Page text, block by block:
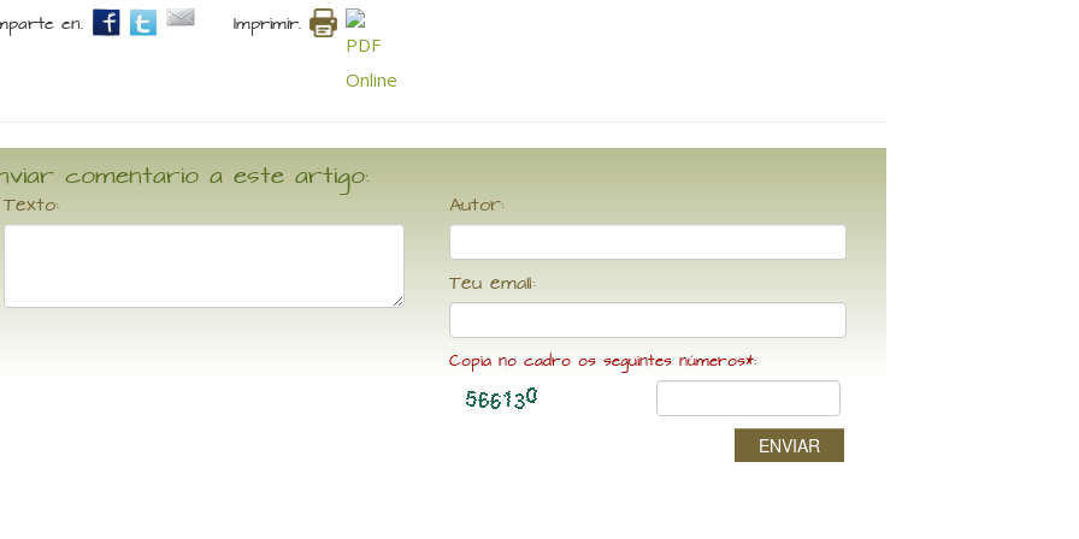
en. Imprimir.
comentario a este artigo:
Texto: Autor:
Teu email:
Copia no cadro os seguintes números*:
ENVIAR